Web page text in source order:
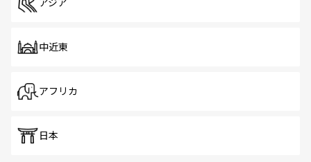
アジア
中近東
アフリカ
日本